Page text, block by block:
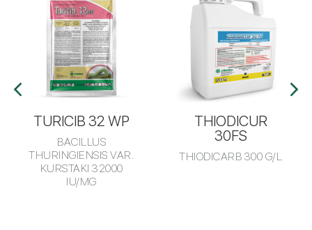
TURICIB 32 WP
BACILLUS
THURINGIENSIS VAR.
KURSTAKI 32000
IU/MG
THIODICUR
30FS
THIODICARB 300 G/L